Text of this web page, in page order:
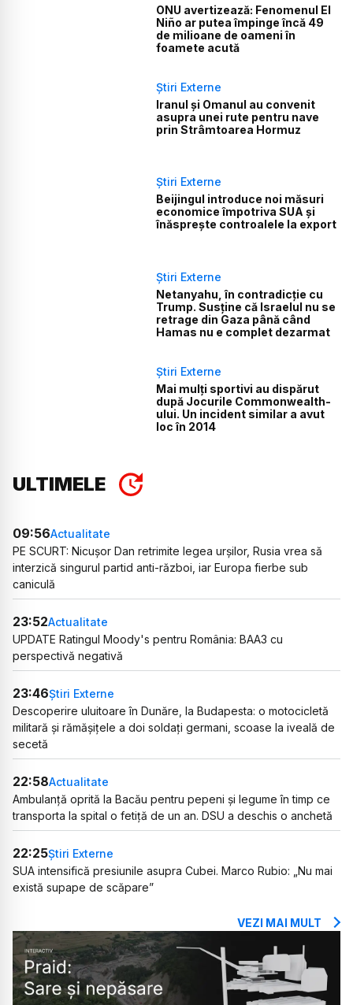
ONU avertizează: Fenomenul El
Niño ar putea împinge încă 49
de milioane de oameni în
foamete acută
Știri Externe
Iranul și Omanul au convenit
asupra unei rute pentru nave
prin Strâmtoarea Hormuz
Știri Externe
Beijingul introduce noi măsuri
economice împotriva SUA și
înăsprește controalele la export
Știri Externe
Netanyahu, în contradicție cu
Trump. Susține că Israelul nu se
retrage din Gaza până când
Hamas nu e complet dezarmat
Știri Externe
Mai mulți sportivi au dispărut
după Jocurile Commonwealth-
ului. Un incident similar a avut
loc în 2014
ULTIMELE
09:56Actualitate
PE SCURT: Nicușor Dan retrimite legea urșilor, Rusia vrea să
interzică singurul partid anti-război, iar Europa fierbe sub
caniculă
23:52Actualitate
UPDATE Ratingul Moody's pentru România: BAA3 cu
perspectivă negativă
23:46Știri Externe
Descoperire uluitoare în Dunăre, la Budapesta: o motocicletă
militară și rămășițele a doi soldați germani, scoase la iveală de
secetă
22:58Actualitate
Ambulanță oprită la Bacău pentru pepeni și legume în timp ce
transporta la spital o fetiță de un an. DSU a deschis o anchetă
22:25Știri Externe
SUA intensifică presiunile asupra Cubei. Marco Rubio: „Nu mai
există supape de scăpare”
VEZI MAI MULT